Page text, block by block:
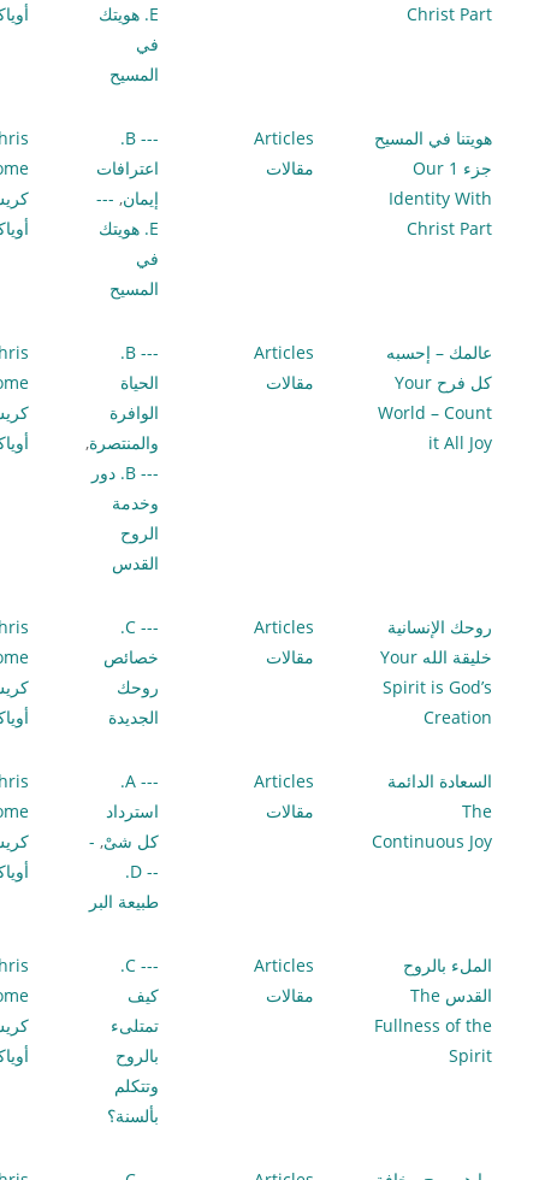
Christ Part
E. هويتك
في
المسيح
هويتنا في المسيح
جزء 1 Our
Identity With
Christ Part
Articles
مقالات
--- B.
اعترافات
إيمان,
---
E. هويتك
في
المسيح
عالمك – إحسبه
كل فرح Your
World – Count
it All Joy
Articles
مقالات
--- B.
الحياة
الوافرة
والمنتصرة,
--- B. دور
وخدمة
الروح
القدس
روحك الإنسانية
خليقة الله Your
Spirit is God’s
Creation
Articles
مقالات
--- C.
خصائص
روحك
الجديدة
السعادة الدائمة
The
Continuous Joy
Articles
مقالات
--- A.
استرداد
كل شىْ,
-
-- D.
طبيعة البر
الملء بالروح
القدس The
Fullness of the
Spirit
Articles
مقالات
--- C.
كيف
تمتلىء
بالروح
وتتكلم
بألسنة؟